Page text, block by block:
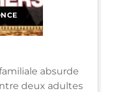
absurde
deux adultes